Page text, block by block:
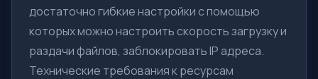
достаточно гибкие настройки с помощью
которых можно настроить скорость загрузку и
раздачи файлов, заблокировать IP адреса.
Технические требования к ресурсам